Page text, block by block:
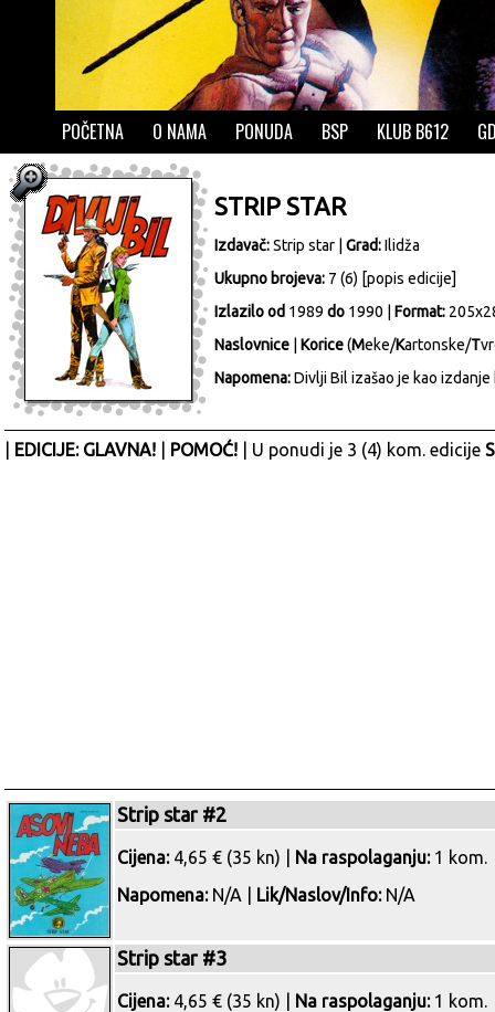
POČETNA O NAMA PONUDA BSP KLUB B612
STRIP STAR
Izdavač:Strip star Grad:Ilidža
Ukupno brojeva: 7 (6) [popis edicije]
Izlazilo od 1989 do 1990 | Format:
Naslovnice
Korice(Meke/Kartonske/T
Napomena:Divlji Bil izašao je kao
EDICIJE: GLAVNA! POMOĆ! | U ponudi je 3 (4) kom. edicije
Strip star #2
Cijena:4,65 € (35 kn) | Na raspolaganju:1 kom.
Napomena:N/A | Lik/Naslov/Info:N/A
Strip star #3
Cijena:4,65 € (35 kn) | Na raspolaganju:1 kom.